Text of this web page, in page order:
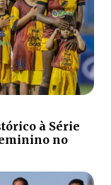
à Série
no